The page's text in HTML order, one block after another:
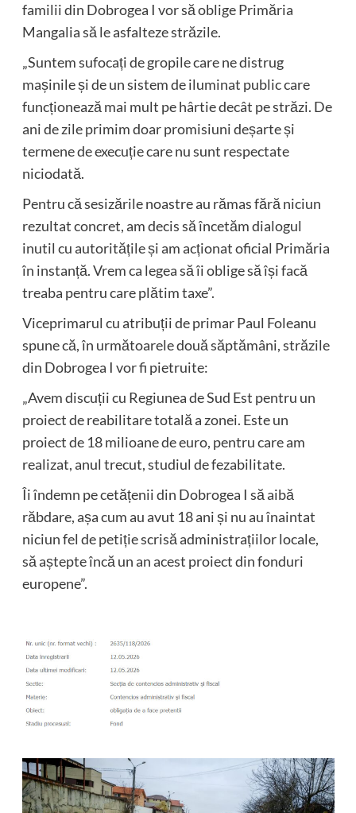
familii din Dobrogea I vor să oblige Primăria
Mangalia să le asfalteze străzile.
„Suntem sufocați de gropile care ne distrug
mașinile și de un sistem de iluminat public care
funcționează mai mult pe hârtie decât pe străzi. De
ani de zile primim doar promisiuni deșarte și
termene de execuție care nu sunt respectate
niciodată.
Pentru că sesizările noastre au rămas fără niciun
rezultat concret, am decis să încetăm dialogul
inutil cu autoritățile și am acționat oficial Primăria
în instanță. Vrem ca legea să îi oblige să își facă
treaba pentru care plătim taxe”.
Viceprimarul cu atribuții de primar Paul Foleanu
spune că, în următoarele două săptămâni, străzile
din Dobrogea I vor fi pietruite:
„Avem discuții cu Regiunea de Sud Est pentru un
proiect de reabilitare totală a zonei. Este un
proiect de 18 milioane de euro, pentru care am
realizat, anul trecut, studiul de fezabilitate.
Îi îndemn pe cetățenii din Dobrogea I să aibă
răbdare, așa cum au avut 18 ani și nu au înaintat
niciun fel de petiție scrisă administrațiilor locale,
să aștepte încă un an acest proiect din fonduri
europene”.